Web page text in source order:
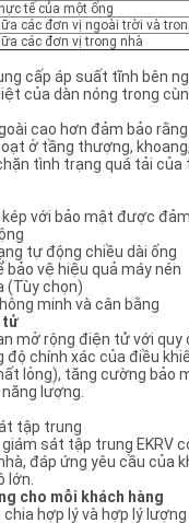
tế của một ống
các đơn vị ngoài trời và
các đơn vị trong nhà
cấp áp suất tĩnh bên
của dàn nóng trong
cao hơn đảm bảo
ở tầng thượng,
tình trạng quá tải của
với bảo mật được
tự động chiều dài ống
bảo vệ hiệu quả máy nén
(Tùy chọn)
minh và cân bằng
tử
mở rộng điện tử với quy
độ chính xác của điều
lỏng), tăng cường bảo
lượng.
tập trung
sát tập trung EKRV
đáp ứng yêu cầu của
lớn.
cho mỗi khách hàng
hợp lý và hợp lý